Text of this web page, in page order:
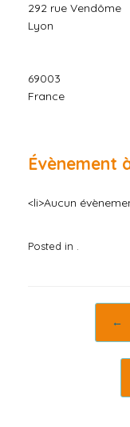
292 rue Vendôme
Lyon
69003
France
Évènement
<li>Aucun
Posted in .
←